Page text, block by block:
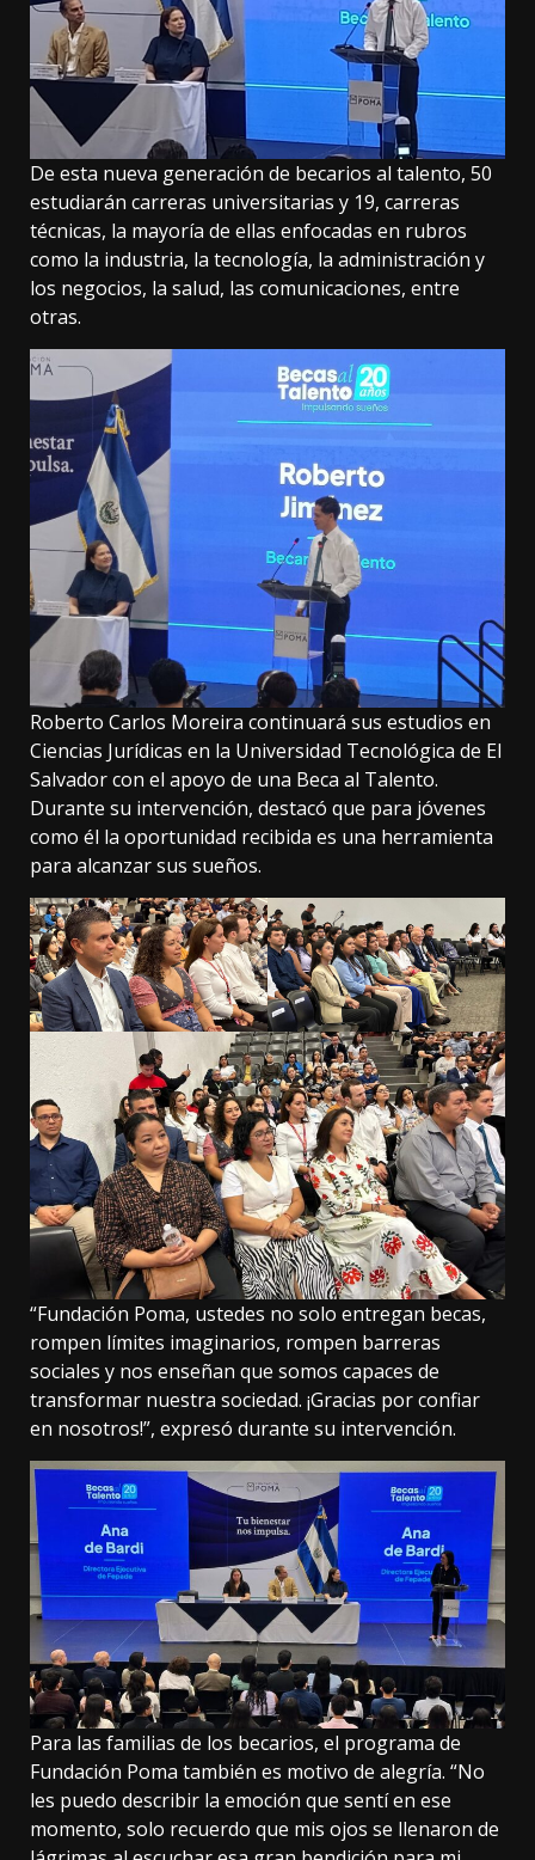
De esta nueva generación de becarios al talento, 50
estudiarán carreras universitarias y 19, carreras
técnicas, la mayoría de ellas enfocadas en rubros
como la industria, la tecnología, la administración y
los negocios, la salud, las comunicaciones, entre
otras.
Roberto Carlos Moreira continuará sus estudios en
Ciencias Jurídicas en la Universidad Tecnológica de El
Salvador con el apoyo de una Beca al Talento.
Durante su intervención, destacó que para jóvenes
como él la oportunidad recibida es una herramienta
para alcanzar sus sueños.
“Fundación Poma, ustedes no solo entregan becas,
rompen límites imaginarios, rompen barreras
sociales y nos enseñan que somos capaces de
transformar nuestra sociedad. ¡Gracias por confiar
en nosotros!”, expresó durante su intervención.
Para las familias de los becarios, el programa de
Fundación Poma también es motivo de alegría. “No
les puedo describir la emoción que sentí en ese
momento, solo recuerdo que mis ojos se llenaron de